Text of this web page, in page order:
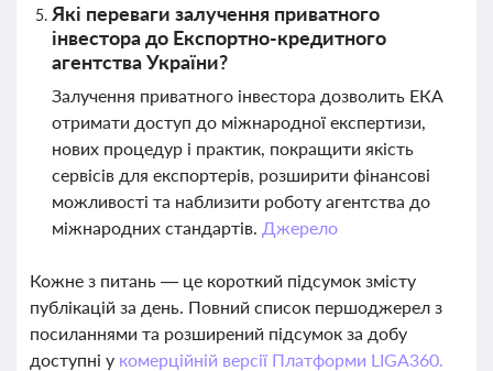
Які переваги залучення приватного
інвестора до Експортно-кредитного
агентства України?
Залучення приватного інвестора дозволить ЕКА
отримати доступ до міжнародної експертизи,
нових процедур і практик, покращити якість
сервісів для експортерів, розширити фінансові
можливості та наблизити роботу агентства до
міжнародних стандартів. Джерело
Кожне з питань — це короткий підсумок змісту
публікацій за день. Повний список першоджерел з
посиланнями та розширений підсумок за добу
доступні у комерційній версії Платформи LIGA360.